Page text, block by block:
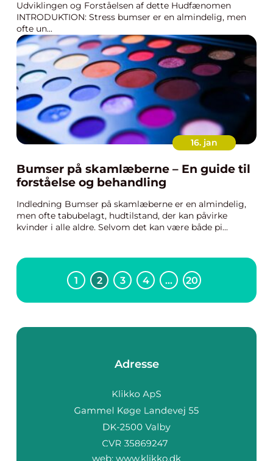
Udviklingen og Forståelsen af dette Hudfænomen
INTRODUKTION: Stress bumser er en almindelig, men
ofte un...
16. jan
Bumser på skamlæberne – En guide til
forståelse og behandling
Indledning Bumser på skamlæberne er en almindelig,
men ofte tabubelagt, hudtilstand, der kan påvirke
kvinder i alle aldre. Selvom det kan være både pi...
1 2 3 4 … 20
Adresse
web: www.klikko.dk